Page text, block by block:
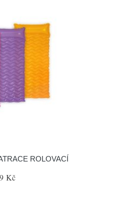
ROLOVACÍ
Kč